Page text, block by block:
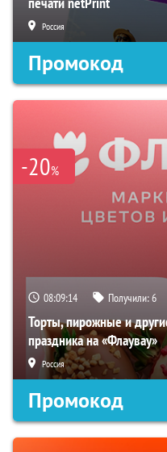
Россия
Промокод
-20%
08:09:13 Получили:6
Торты, пирожные и
праздника на «Флаувау»
Россия
Промокод